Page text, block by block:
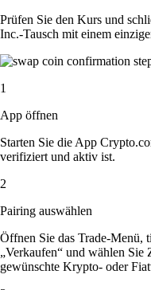
Prüfen Sie den Kurs und
Inc.-Tausch mit einem
1
App öffnen
Starten Sie die App
verifiziert und aktiv ist.
2
Pairing auswählen
Öffnen Sie das Trade-Menü,
„Verkaufen“ und wählen
gewünschte Krypto- oder